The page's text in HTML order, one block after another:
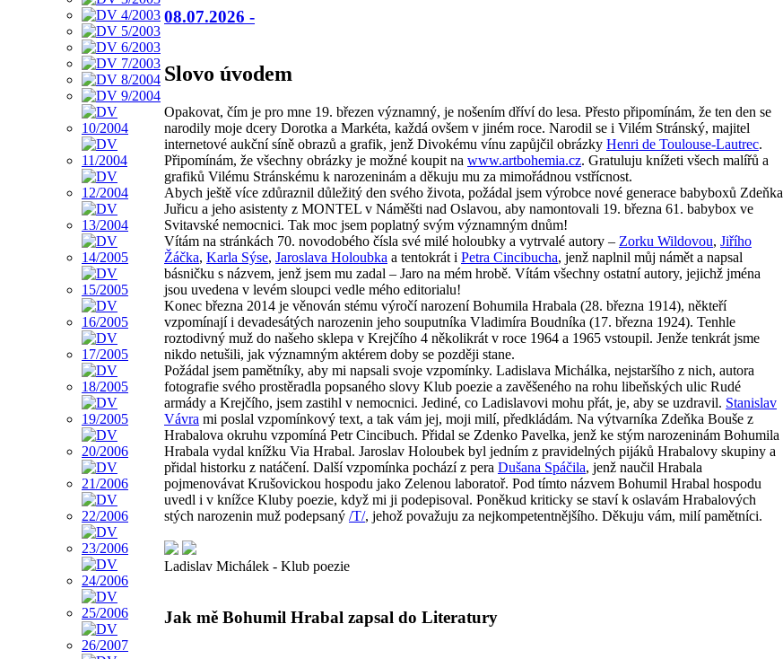
08.07.2026 -
Slovo úvodem
Opakovat, čím je pro mne 19. březen významný, je nošením dříví do lesa. Přesto připomínám, že ten den se
narodily moje dcery Dorotka a Markéta, každá ovšem v jiném roce. Narodil se i Vilém Stránský, majitel
internetové aukční síně obrazů a grafik, jenž Divokému vínu zapůjčil obrázky Henri de Toulouse-Lautrec.
Připomínám, že všechny obrázky je možné koupit na www.artbohemia.cz. Gratuluju knížeti všech malířů a
grafiků Vilému Stránskému k narozeninám a děkuju mu za mimořádnou vstřícnost.
Abych ještě více zdůraznil důležitý den svého života, požádal jsem výrobce nové generace babyboxů Zdeňka
Juřicu a jeho asistenty z MONTEL v Náměšti nad Oslavou, aby namontovali 19. března 61. babybox ve
Svitavské nemocnici. Tak moc jsem poplatný svým významným dnům!
Vítám na stránkách 70. novodobého čísla své milé holoubky a vytrvalé autory – Zorku Wildovou, Jiřího
Žáčka, Karla Sýse, Jaroslava Holoubka a tentokrát i Petra Cincibucha, jenž naplnil můj námět a napsal
básničku s názvem, jenž jsem mu zadal – Jaro na mém hrobě. Vítám všechny ostatní autory, jejichž jména
jsou uvedena v levém sloupci vedle mého editorialu!
Konec března 2014 je věnován stému výročí narození Bohumila Hrabala (28. března 1914), někteří
vzpomínají i devadesátých narozenin jeho souputníka Vladimíra Boudníka (17. března 1924). Tenhle
roztodivný muž do našeho sklepa v Krejčího 4 několikrát v roce 1964 a 1965 vstoupil. Jenže tenkrát jsme
nikdo netušili, jak významným aktérem doby se později stane.
Požádal jsem pamětníky, aby mi napsali svoje vzpomínky. Ladislava Michálka, nejstaršího z nich, autora
fotografie svého prostěradla popsaného slovy Klub poezie a zavěšeného na rohu libeňských ulic Rudé
armády a Krejčího, jsem zastihl v nemocnici. Jediné, co Ladislavovi mohu přát, je, aby se uzdravil. Stanislav
Vávra mi poslal vzpomínkový text, a tak vám jej, moji milí, předkládám. Na výtvarníka Zdeňka Bouše z
Hrabalova okruhu vzpomíná Petr Cincibuch. Přidal se Zdenko Pavelka, jenž ke stým narozeninám Bohumila
Hrabala vydal knížku Via Hrabal. Jaroslav Holoubek byl jedním z pravidelných pijáků Hrabalovy skupiny a
přidal historku z natáčení. Další vzpomínka pochází z pera Dušana Spáčila, jenž naučil Hrabala
pojmenovávat Krušovickou hospodu jako Zelenou laboratoř. Pod tímto názvem Bohumil Hrabal hospodu
uvedl i v knížce Kluby poezie, když mi ji podepisoval. Poněkud kriticky se staví k oslavám Hrabalových
stých narozenin muž podepsaný /T/, jehož považuju za nejkompetentnějšího. Děkuju vám, milí pamětníci.
Ladislav Michálek - Klub poezie
Jak mě Bohumil Hrabal zapsal do Literatury